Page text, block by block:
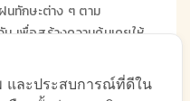
นทักษะต่าง ๆ ตาม
เพื่อสร้างความคุ้นเคยให้
และ มั่นใจในการทำสิ่ง
และประสบการณ์ที่ดีใน